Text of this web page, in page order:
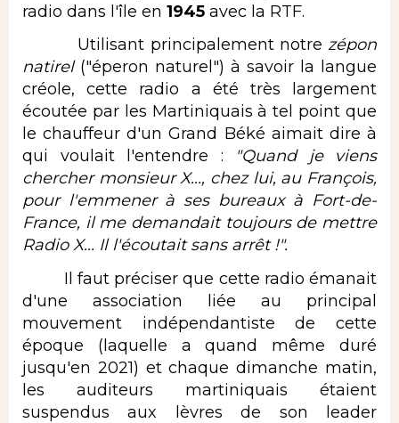
radio dans l'île en 1945 avec la RTF.
Utilisant principalement notre zépon
natirel ("éperon naturel") à savoir la langue
créole, cette radio a été très largement
écoutée par les Martiniquais à tel point que
le chauffeur d'un Grand Béké aimait dire à
qui voulait l'entendre :
"Quand je viens
chercher monsieur X..., chez lui, au François,
pour l'emmener à ses bureaux à Fort-de-
France, il me demandait toujours de mettre
Radio X... Il l'écoutait sans arrêt !".
Il faut préciser que cette radio émanait
d'une association liée au principal
mouvement indépendantiste de cette
époque (laquelle a quand même duré
jusqu'en 2021) et chaque dimanche matin,
les auditeurs martiniquais étaient
suspendus aux lèvres de son leader